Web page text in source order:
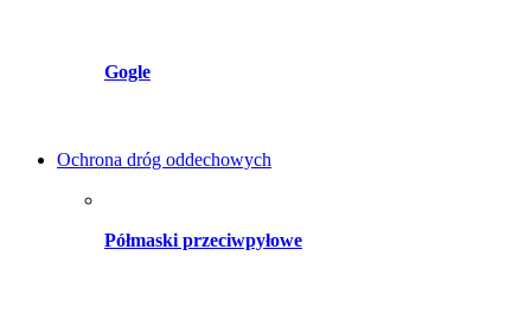
Gogle
Ochrona dróg oddechowych
Półmaski przeciwpyłowe